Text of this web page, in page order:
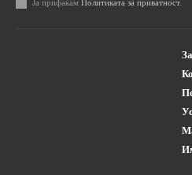
Ја прифаќам Политиката за приватност.